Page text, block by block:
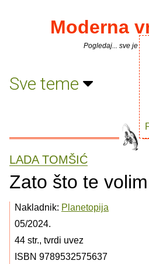
Moderna
Pogledaj... sve je
Sve teme
LADA TOMŠIĆ
Zato što te volim
Nakladnik: Planetopija
05/2024.
44 str., tvrdi uvez
ISBN 9789532575637